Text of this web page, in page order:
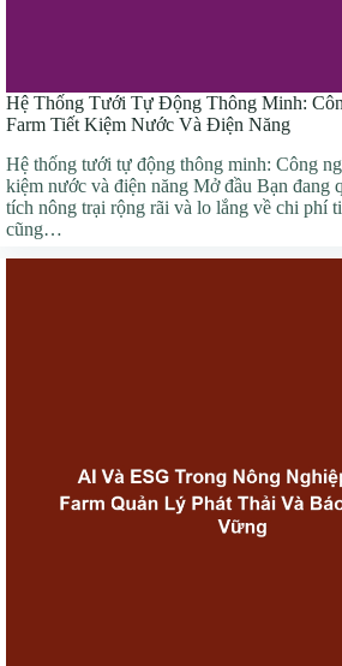
Hệ Thống Tưới Tự Động Thông Minh:
Farm Tiết Kiệm Nước Và Điện Năng
Hệ thống tưới tự động thông minh: Công
kiệm nước và điện năng Mở đầu Bạn đang
tích nông trại rộng rãi và lo lắng về chi phí
cũng…